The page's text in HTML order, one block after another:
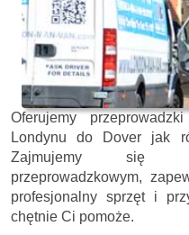
Oferujemy
Londynu do Dover jak
Zajmujemy się
przeprowadzkowym,
profesjonalny sprzęt i
chętnie Ci pomoże.